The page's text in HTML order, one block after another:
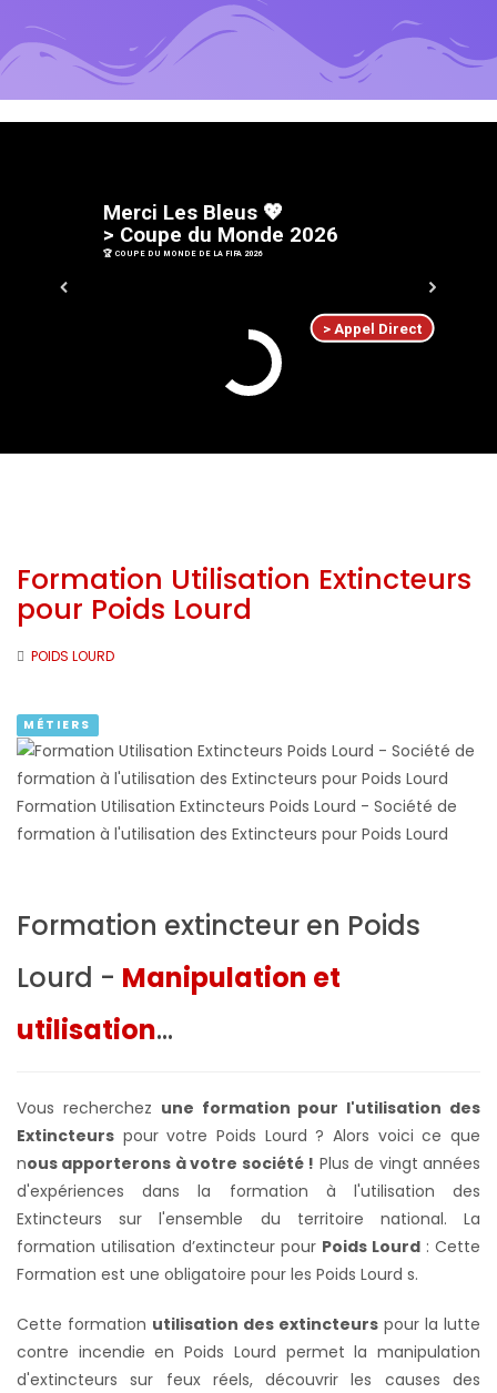
> Appel Direct
Merci Les B eus 💖
> Coupe du Monde 2026
🏆 COUPE DU MONDE DE LA FIFA 2026
Formation Utilisation Extincteurs
pour Poids Lourd
POIDS LOURD
MÉTIERS
Formation Utilisation Extincteurs Poids Lourd - Société de
formation à l'utilisation des Extincteurs pour Poids Lourd
Formation extincteur en Poids
Lourd - Manipulation et
utilisation...
Vous recherchez une formation pour l'utilisation des
Extincteurs pour votre Poids Lourd ? Alors voici ce que
nous apporterons à votre société ! Plus de vingt années
d'expériences dans la formation à l'utilisation des
Extincteurs sur l'ensemble du territoire national. La
formation utilisation d’extincteur pour Poids Lourd : Cette
Formation est une obligatoire pour les Poids Lourd s.
Cette formation utilisation des extincteurs pour la lutte
contre incendie en Poids Lourd permet la manipulation
d'extincteurs sur feux réels, découvrir les causes des